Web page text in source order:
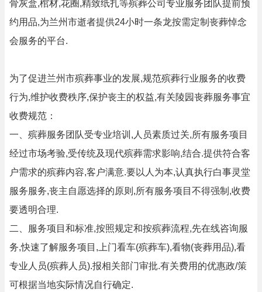
骨灰盒,棺材,花圈,精致纸扎等殡葬公司专业服务团队提前预
约用品,为兰州市逝者提供24小时一条龙按需定制丧葬悼念
会服务的平台.
为了促进兰州市殡葬事业的发展,规范殡葬行业服务的收费
行为,维护收费秩序,保护丧主的权益,有关陵园丧葬服务事宜
收费规范：
一、殡葬服务团队受专业培训,人员素质过关,所有服务项目
经过市场考验,受传统及现代殡葬需求影响,结合.提供符合客
户需求的殡葬内容,客户满意.要以人为本,认真执行白事灵堂
服务服务,丧主自愿选择的原则,所有服务项目不得强制,收费
要透明合理.
二、服务项目和标准,按照规定和按殡葬流程,先在线咨询服
务,快速了解服务项目,上门看车(殡葬车),看物(丧葬用品),看
专业人员(殡葬人员).报相关部门审批.有关费用的优惠政/策
可根据当地实际情况自行确定.